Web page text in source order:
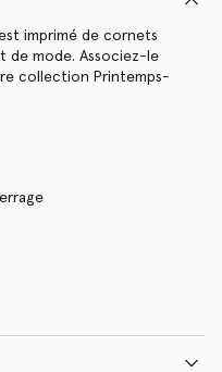
imprimé de cornets
de mode. Associez-le
collection Printemps-